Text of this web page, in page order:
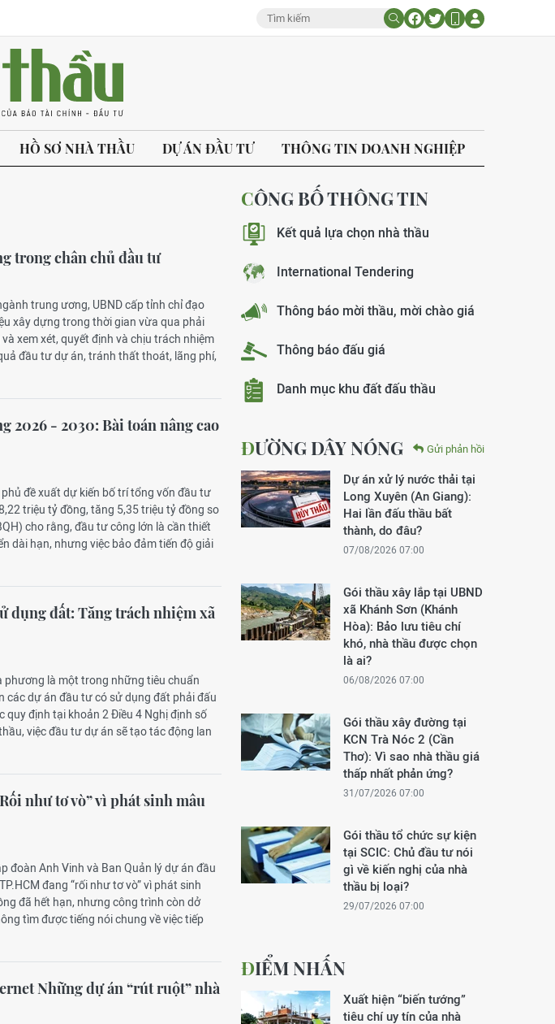
HỒ SƠ NHÀ THẦU DỰ ÁN ĐẦU TƯ THÔNG TIN DOANH NGHIỆP
trong chân chủ đầu tư
trung ương, UBND cấp tỉnh chỉ đạo
xây dựng trong thời gian vừa qua phải
xem xét, quyết định và chịu trách nhiệm
đầu tư dự án, tránh thất thoát, lãng phí,
2026 - 2030: Bài toán nâng cao
đề xuất dự kiến bố trí tổng vốn đầu tư
triệu tỷ đồng, tăng 5,35 triệu tỷ đồng so
cho rằng, đầu tư công lớn là cần thiết
dài hạn, nhưng việc bảo đảm tiến độ giải
dụng đất: Tăng trách nhiệm xã
phương là một trong những tiêu chuẩn
các dự án đầu tư có sử dụng đất phải đấu
định tại khoản 2 Điều 4 Nghị định số
việc đầu tư dự án sẽ tạo tác động lan
như tơ vò” vì phát sinh mâu
đoàn Anh Vinh và Ban Quản lý dự án đầu
đang “rối như tơ vò” vì phát sinh
đã hết hạn, nhưng công trình còn dở
tìm được tiếng nói chung về việc tiếp
Những dự án “rút ruột” nhà
CÔNG BỐ THÔNG TIN
Kết quả lựa chọn nhà thầu
International Tendering
Thông báo mời thầu, mời chào giá
Thông báo đấu giá
Danh mục khu đất đấu thầu
ĐƯỜNG DÂY NÓNG Gửi phản hồi
Dự án xử lý nước thải tại
Long Xuyên (An Giang):
Hai lần đấu thầu bất
thành, do đâu?
07/08/2026 07:00
Gói thầu xây lắp tại UBND
xã Khánh Sơn (Khánh
Hòa): Bảo lưu tiêu chí
khó, nhà thầu được chọn
là ai?
06/08/2026 07:00
Gói thầu xây đường tại
KCN Trà Nóc 2 (Cần
Thơ): Vì sao nhà thầu giá
thấp nhất phản ứng?
31/07/2026 07:00
Gói thầu tổ chức sự kiện
tại SCIC: Chủ đầu tư nói
gì về kiến nghị của nhà
thầu bị loại?
29/07/2026 07:00
ĐIỂM NHẤN
Xuất hiện “biến tướng”
tiêu chí uy tín của nhà